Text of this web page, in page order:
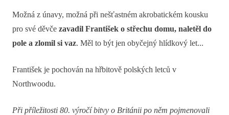
Možná z únavy, možná při nešťastném akrobatickém kousku
pro své děvče zavadil František o střechu domu, naletěl do
pole a zlomil si vaz. Měl to být jen obyčejný hlídkový let...
František je pochován na hřbitově polských letců v
Northwoodu.
Při příležitosti 80. výročí bitvy o Británii po něm pojmenovali